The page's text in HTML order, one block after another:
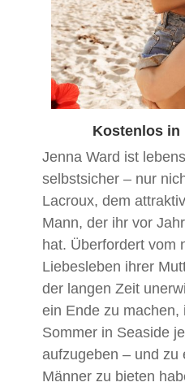
Kostenlos in
Jenna Ward ist
selbstsicher – nur
Lacroux, dem
Mann, der ihr vor
hat. Überfordert vom
Liebesleben ihrer
der langen Zeit
ein Ende zu machen,
Sommer in Seaside
aufzugeben – und zu
Männer zu bieten